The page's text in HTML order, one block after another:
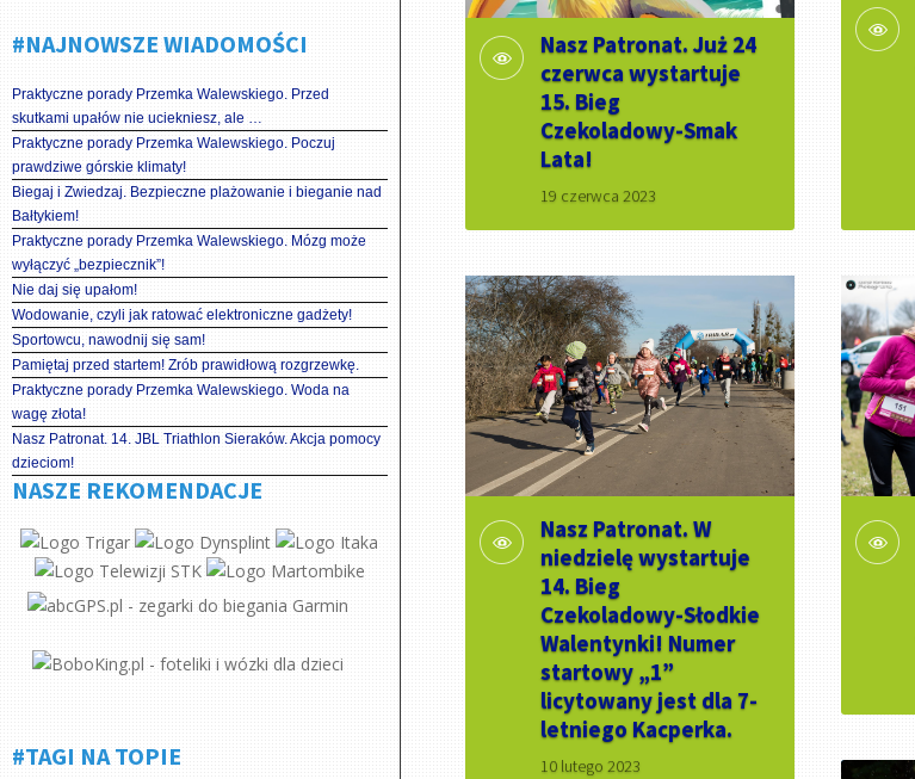
#NAJNOWSZE WIADOMOŚCI
Praktyczne porady Przemka Walewskiego. Przed
skutkami upałów nie uciekniesz, ale …
Praktyczne porady Przemka Walewskiego. Poczuj
prawdziwe górskie klimaty!
Biegaj i Zwiedzaj. Bezpieczne plażowanie i bieganie nad
Bałtykiem!
Praktyczne porady Przemka Walewskiego. Mózg może
wyłączyć „bezpiecznik”!
Nie daj się upałom!
Wodowanie, czyli jak ratować elektroniczne gadżety!
Sportowcu, nawodnij się sam!
Pamiętaj przed startem! Zrób prawidłową rozgrzewkę.
Praktyczne porady Przemka Walewskiego. Woda na
wagę złota!
Nasz Patronat. 14. JBL Triathlon Sieraków. Akcja pomocy
dzieciom!
NASZE REKOMENDACJE
#TAGI NA TOPIE
Nasz Patronat. Już 24
czerwca wystartuje
15. Bieg
Czekoladowy-Smak
Lata!
19 czerwca 2023
Nasz Patronat. W
niedzielę wystartuje
14. Bieg
Czekoladowy-Słodkie
Walentynki! Numer
startowy „1”
licytowany jest dla 7-
letniego Kacperka.
10 lutego 2023